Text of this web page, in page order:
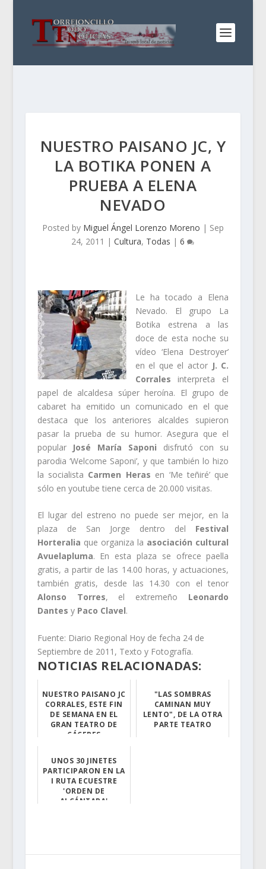
NUESTRO PAISANO JC, Y
LA BOTIKA PONEN A
PRUEBA A ELENA
NEVADO
Posted by Miguel Ángel Lorenzo Moreno | Sep
24, 2011 |Cultura, Todas |6
Le ha tocado a Elena
Nevado. El grupo La
Botika estrena a las
doce de esta noche su
vídeo ‘Elena Destroyer’
en el que el actor J. C.
Corrales interpreta el
papel de alcaldesa súper heroína. El grupo de
cabaret ha emitido un comunicado en el que
destaca que los anteriores alcaldes supieron
pasar la prueba de su humor. Asegura que el
popular José María Saponi disfrutó con su
parodia ‘Welcome Saponi’, y que también lo hizo
la socialista Carmen Heras en ‘Me teñiré’ que
sólo en youtube tiene cerca de 20.000 visitas.
El lugar del estreno no puede ser mejor, en la
plaza de San Jorge dentro del Festival
Horteralia que organiza la asociación cultural
Avuelapluma. En esta plaza se ofrece paella
gratis, a partir de las 14.00 horas, y actuaciones,
también gratis, desde las 14.30 con el tenor
Alonso Torres, el extremeño Leonardo
Dantes y Paco Clavel.
Fuente: Diario Regional Hoy de fecha 24 de
Septiembre de 2011, Texto y Fotografía.
NOTICIAS RELACIONADAS:
NUESTRO PAISANO JC
CORRALES, ESTE FIN
DE SEMANA EN EL
GRAN TEATRO DE
CÁCERES
"LAS SOMBRAS
CAMINAN MUY
LENTO", DE LA OTRA
PARTE TEATRO
UNOS 30 JINETES
PARTICIPARON EN LA
I RUTA ECUESTRE
'ORDEN DE
ALCÁNTARA'